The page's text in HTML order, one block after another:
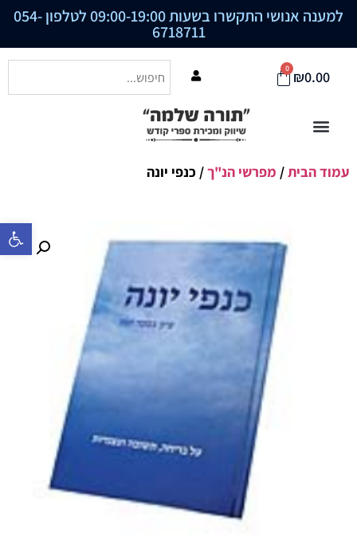
פתח סרגל
למענה אנושי התקשרו בשעות 09:00-19:00 לטלפון 054-
6718711
₪0.00
0
עמוד הבית/ מפרשי הנ"ך/ כנפי יונה